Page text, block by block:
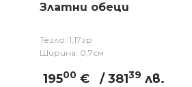
Златни обеци
Тегло: 1,17гр
Ширина: 0,7см
19500 € / 38139 лв.